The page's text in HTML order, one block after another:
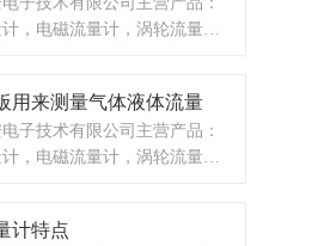
，电磁流量计，涡轮流量
接电气自动化项目。
用来测量气体液体流量
子技术有限公司主营产品：
，电磁流量计，涡轮流量
接电气自动化项目。
计特点